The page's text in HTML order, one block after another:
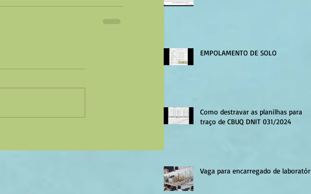
EMPOLAMENTO DE SOLO
Como destravar as planilhas para
traço de CBUQ DNIT 031/2024
Vaga para encarregado de